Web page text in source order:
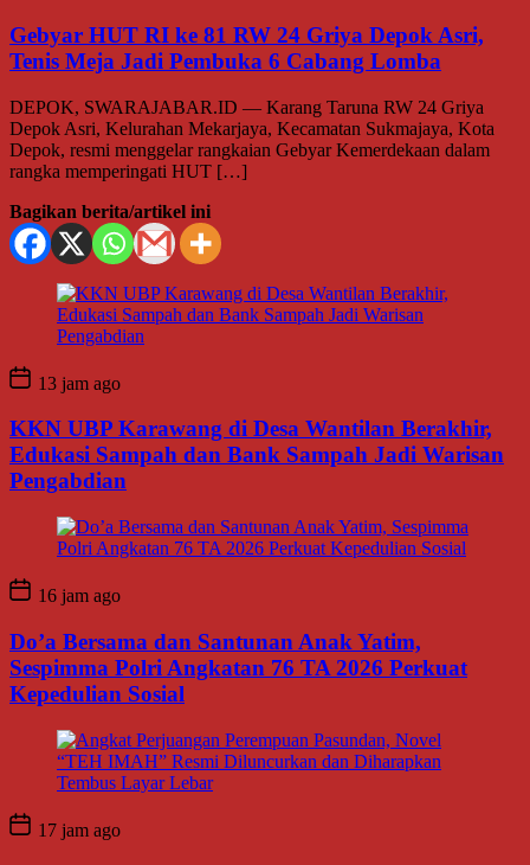
Gebyar HUT RI ke 81 RW 24 Griya Depok Asri,
Tenis Meja Jadi Pembuka 6 Cabang Lomba
DEPOK, SWARAJABAR.ID — Karang Taruna RW 24 Griya
Depok Asri, Kelurahan Mekarjaya, Kecamatan Sukmajaya, Kota
Depok, resmi menggelar rangkaian Gebyar Kemerdekaan dalam
rangka memperingati HUT […]
Bagikan berita/artikel ini
13 jam ago
KKN UBP Karawang di Desa Wantilan Berakhir,
Edukasi Sampah dan Bank Sampah Jadi Warisan
Pengabdian
16 jam ago
Do’a Bersama dan Santunan Anak Yatim,
Sespimma Polri Angkatan 76 TA 2026 Perkuat
Kepedulian Sosial
17 jam ago